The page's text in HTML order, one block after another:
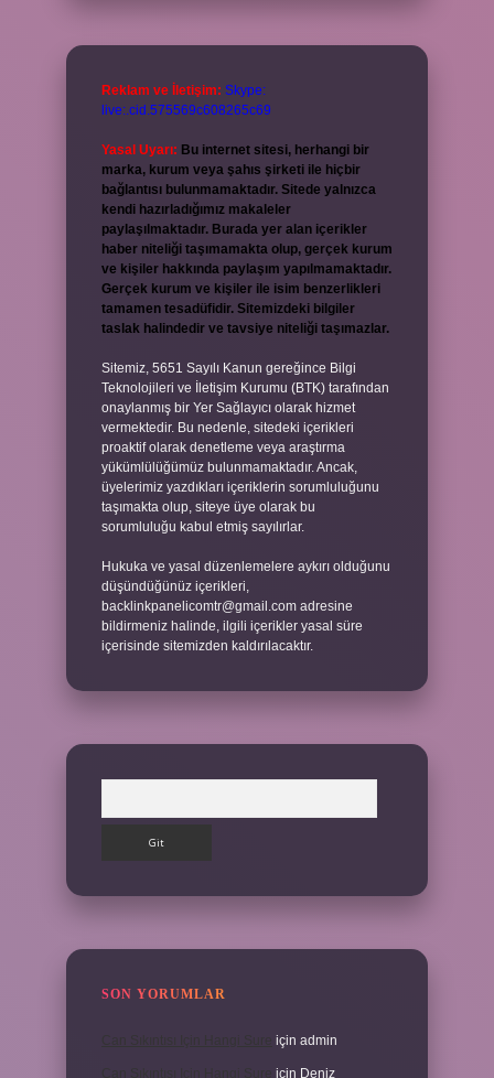
Reklam ve İletişim: Skype:
live:.cid.575569c608265c69
Yasal Uyarı: Bu internet sitesi, herhangi bir
marka, kurum veya şahıs şirketi ile hiçbir
bağlantısı bulunmamaktadır. Sitede yalnızca
kendi hazırladığımız makaleler
paylaşılmaktadır. Burada yer alan içerikler
haber niteliği taşımamakta olup, gerçek kurum
ve kişiler hakkında paylaşım yapılmamaktadır.
Gerçek kurum ve kişiler ile isim benzerlikleri
tamamen tesadüfidir. Sitemizdeki bilgiler
taslak halindedir ve tavsiye niteliği taşımazlar.
Sitemiz, 5651 Sayılı Kanun gereğince Bilgi
Teknolojileri ve İletişim Kurumu (BTK) tarafından
onaylanmış bir Yer Sağlayıcı olarak hizmet
vermektedir. Bu nedenle, sitedeki içerikleri
proaktif olarak denetleme veya araştırma
yükümlülüğümüz bulunmamaktadır. Ancak,
üyelerimiz yazdıkları içeriklerin sorumluluğunu
taşımakta olup, siteye üye olarak bu
sorumluluğu kabul etmiş sayılırlar.
Hukuka ve yasal düzenlemelere aykırı olduğunu
düşündüğünüz içerikleri,
backlinkpanelicomtr@gmail.com adresine
bildirmeniz halinde, ilgili içerikler yasal süre
içerisinde sitemizden kaldırılacaktır.
SON YORUMLAR
için admin
için Deniz